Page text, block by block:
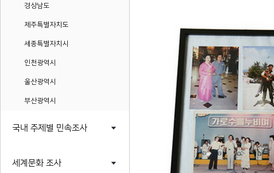
경상남도
제주특별자치도
세종특별자치시
인천광역시
울산광역시
부산광역시
국내 주제별 민속조사
세계문화 조사